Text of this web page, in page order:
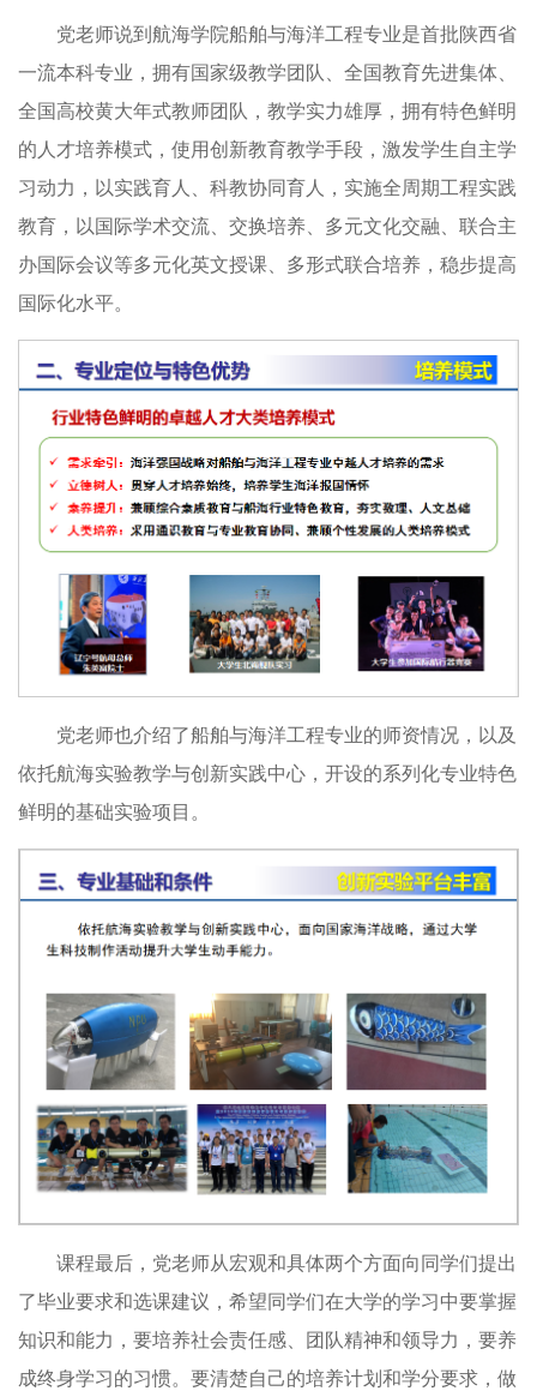
党老师说到航海学院船舶与海洋工程专业是首批陕西省
一流本科专业，拥有国家级教学团队、全国教育先进集体、
全国高校黄大年式教师团队，教学实力雄厚，拥有特色鲜明
的人才培养模式，使用创新教育教学手段，激发学生自主学
习动力，以实践育人、科教协同育人，实施全周期工程实践
教育，以国际学术交流、交换培养、多元文化交融、联合主
办国际会议等多元化英文授课、多形式联合培养，稳步提高
国际化水平。
党老师也介绍了船舶与海洋工程专业的师资情况，以及
依托航海实验教学与创新实践中心，开设的系列化专业特色
鲜明的基础实验项目。
课程最后，党老师从宏观和具体两个方面向同学们提出
了毕业要求和选课建议，希望同学们在大学的学习中要掌握
知识和能力，要培养社会责任感、团队精神和领导力，要养
成终身学习的习惯。要清楚自己的培养计划和学分要求，做